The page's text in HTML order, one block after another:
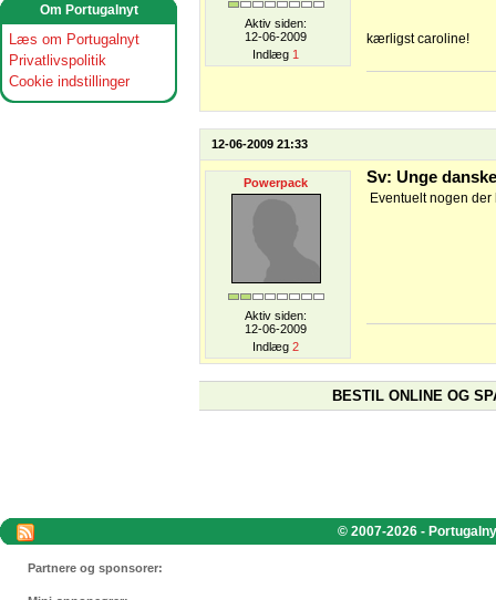
Om Portugalnyt
Læs om Portugalnyt
Privatlivspolitik
Cookie indstillinger
Aktiv siden:
12-06-2009
Indlæg 1
kærligst caroline!
12-06-2009 21:33
Powerpack
Aktiv siden:
12-06-2009
Indlæg 2
Sv: Unge
Eventuelt nogen
BESTIL ONLINE OG
© 2007-2026 -
Partnere og sponsorer: